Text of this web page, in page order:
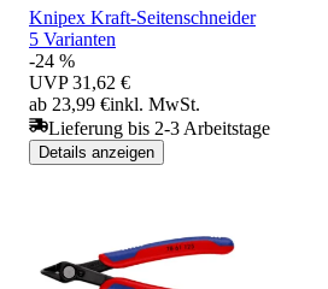
Knipex Kraft-Seitenschneider
5 Varianten
-24 %
UVP 31,62 €
ab 23,99 €inkl. MwSt.
Lieferung bis 2-3 Arbeitstage
Details anzeigen